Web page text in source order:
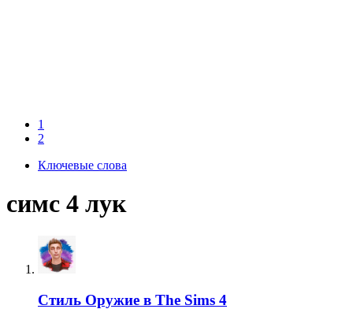
1
2
Ключевые слова
симс 4 лук
Стиль Оружие в The Sims 4